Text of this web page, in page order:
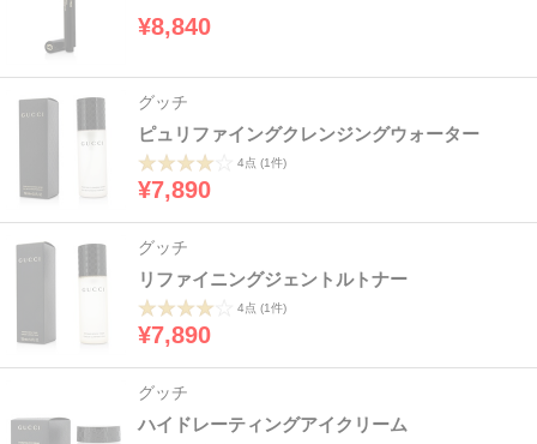
¥8,840
グッチ
ピュリファイングクレンジングウォーター
4点 (1件)
¥7,890
グッチ
リファイニングジェントルトナー
4点 (1件)
¥7,890
グッチ
ハイドレーティングアイクリーム